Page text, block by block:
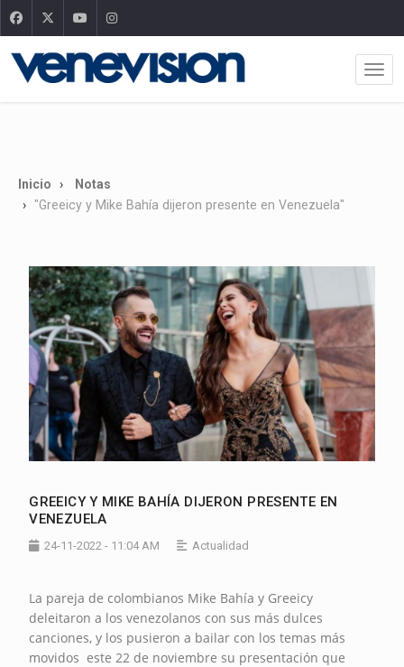
Inicio
Notas
"Greeicy y Mike Bahía dijeron presente en Venezuela"
GREEICY Y MIKE BAHÍA DIJERON PRESENTE EN
VENEZUELA
24-11-2022 - 11:04 AM Actualidad
La pareja de colombianos Mike Bahía y Greeicy
deleitaron a los venezolanos con sus más dulces
canciones, y los pusieron a bailar con los temas más
movidos este 22 de noviembre su presentación que